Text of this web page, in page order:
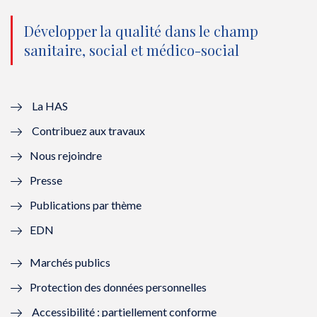
n
o
u
l
l
f
n
ê
(
n
o
e
e
n
n
o
u
ê
(
n
o
Développer la qualité dans le champ
sanitaire, social et médico-social
La HAS
Contribuez aux travaux
Nous rejoindre
Presse
Publications par thème
EDN
Marchés publics
Protection des données personnelles
Accessibilité : partiellement conforme